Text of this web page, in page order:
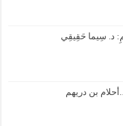
د. سِيما حَقِيقِي
بن دريهم